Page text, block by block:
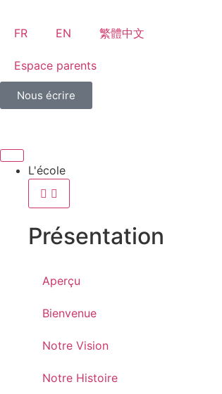
FR EN 繁體中文
Espace parents
Nous écrire
L'école
Présentation
Aperçu
Bienvenue
Notre Vision
Notre Histoire